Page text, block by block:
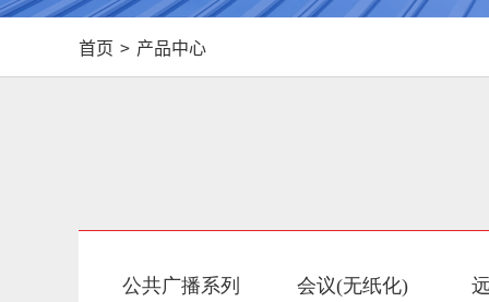
首页 > 产品中心
公共广播系列 会议(无纸化)